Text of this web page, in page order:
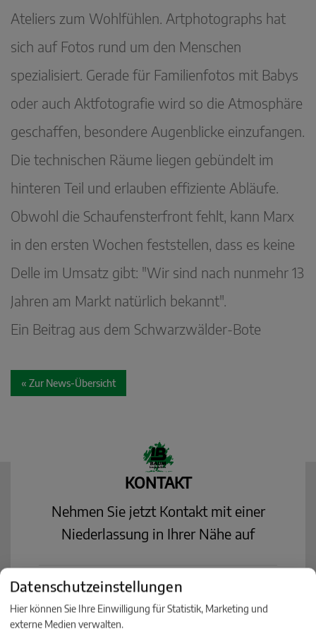
Ateliers zum Wohlfühlen. Artphotographs hat
sich auf Fotos rund um den Menschen
spezialisiert. Gerade für Familienfotos mit Babys
oder auch Aktfotografie wird so die Atmosphäre
geschaffen, besondere Augenblicke einzufangen.
Die technischen Räume liegen gebündelt im
hinteren Teil und erlauben effiziente Abläufe.
Obwohl die Schaufensterfront fehlt, kann Marx
in den ersten Wochen feststellen, dass es keine
Delle im Umsatz gibt: "Wir sind nach nunmehr 13
Jahren am Markt natürlich bekannt".
Ein Beitrag aus dem Schwarzwälder-Bote
« Zur News-Übersicht
KONTAKT
Nehmen Sie jetzt Kontakt mit einer
Niederlassung in Ihrer Nähe auf
Baum Immobilien
Villingen-Schwenningen
Datenschutzeinstellungen
Hier können Sie Ihre Einwilligung für Statistik, Marketing und
externe Medien verwalten.